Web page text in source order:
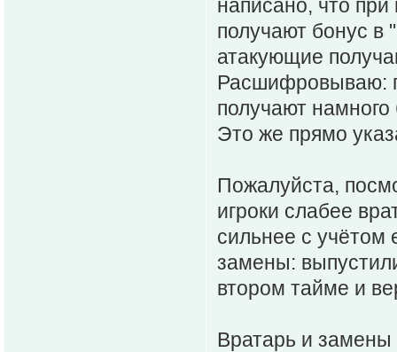
написано, что
получают бонус в
атакующие
Расшифровываю:
получают
Это же прямо
Пожалуйста,
игроки слабее
сильнее с
замены:
втором тайме и
Вратарь и